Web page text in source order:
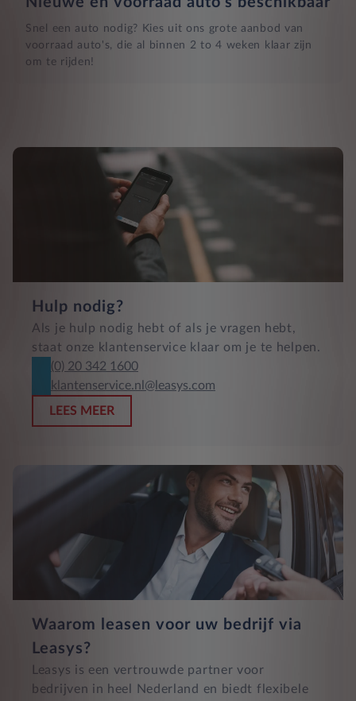
Snel een auto nodig? Kies uit ons grote aanbod van
voorraad auto's, die al binnen 2 to 4 weken klaar zijn
om te rijden!
Hulp nodig?
Als je hulp nodig hebt of als je vragen hebt,
staat onze klantenservice klaar om je te helpen.
(0) 20 342 1600
klantenservice.nl@leasys.com
LEES MEER
Waarom leasen voor uw bedrijf via
Leasys?
Leasys is een vertrouwde partner voor
bedrijven in heel Nederland en biedt flexibele